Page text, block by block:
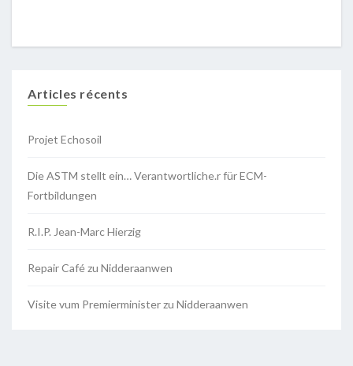
Articles récents
Projet Echosoil
Die ASTM stellt ein… Verantwortliche.r für ECM-
Fortbildungen
R.I.P. Jean-Marc Hierzig
Repair Café zu Nidderaanwen
Visite vum Premierminister zu Nidderaanwen